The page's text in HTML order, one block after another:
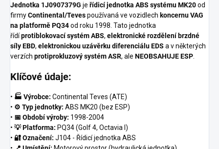
Jednotka 1J0907379G je řídicí jednotka ABS systému MK20od
firmyContinental/Tevespoužívaná ve vozidlech koncernu VAG
na platformě PQ34od roku 1998. Tato jednotka
řídíprotiblokovací systém ABS, elektronické rozdělení brzdné
síly EBD, elektronickou uzávěrku diferenciálu EDS a v některých
verzích protiprokluzový systém ASR, ale NEOBSAHUJE ESP
Klíčové údaje:
• 🏭 Výrobce: Continental Teves (ATE)
• ⚙️ Typ jednotky: ABS MK20 (bez ESP)
• 📅 Období výroby: 1998-2004
• 💡 Platforma: PQ34 (Golf 4, Octavia I)
• 🔐 Označení: J104 - Řídicí jednotka ABS